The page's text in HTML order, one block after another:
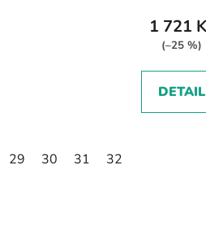
1 721
(–25 %)
DETAIL
29 30 31 32